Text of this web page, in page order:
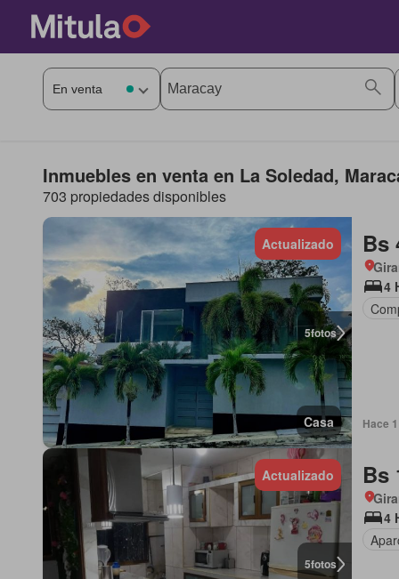
Inmuebles en venta en La Soledad,
703 propiedades disponibles
5fotos
Actualizado
Casa
Bs
4
Hace
5fotos
Actualizado Bs
4